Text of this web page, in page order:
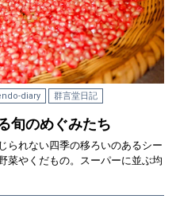
diary 群言堂日記
旬のめぐみたち
られない四季の移ろいのあるシー
菜やくだもの。スーパーに並ぶ均